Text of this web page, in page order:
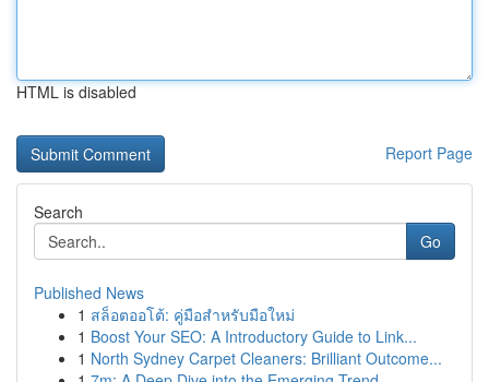
HTML is disabled
Report Page
Search
Go
Published News
1 สล็อตออโต้: คู่มือสำหรับมือใหม่
1 Boost Your SEO: A Introductory Guide to Link...
1 North Sydney Carpet Cleaners: Brilliant Outcome...